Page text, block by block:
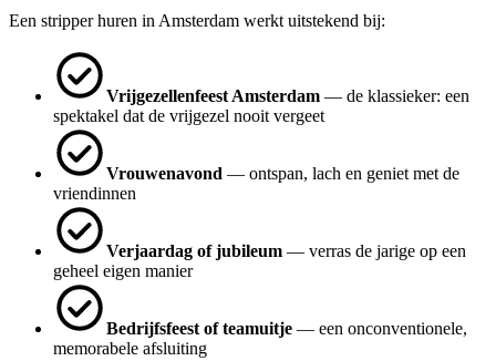
Een stripper huren in Amsterdam werkt uitstekend bij:
Vrijgezellenfeest Amsterdam — de klassieker: een
spektakel dat de vrijgezel nooit vergeet
Vrouwenavond — ontspan, lach en geniet met de
vriendinnen
Verjaardag of jubileum — verras de jarige op een
geheel eigen manier
Bedrijfsfeest of teamuitje — een onconventionele,
memorabele afsluiting